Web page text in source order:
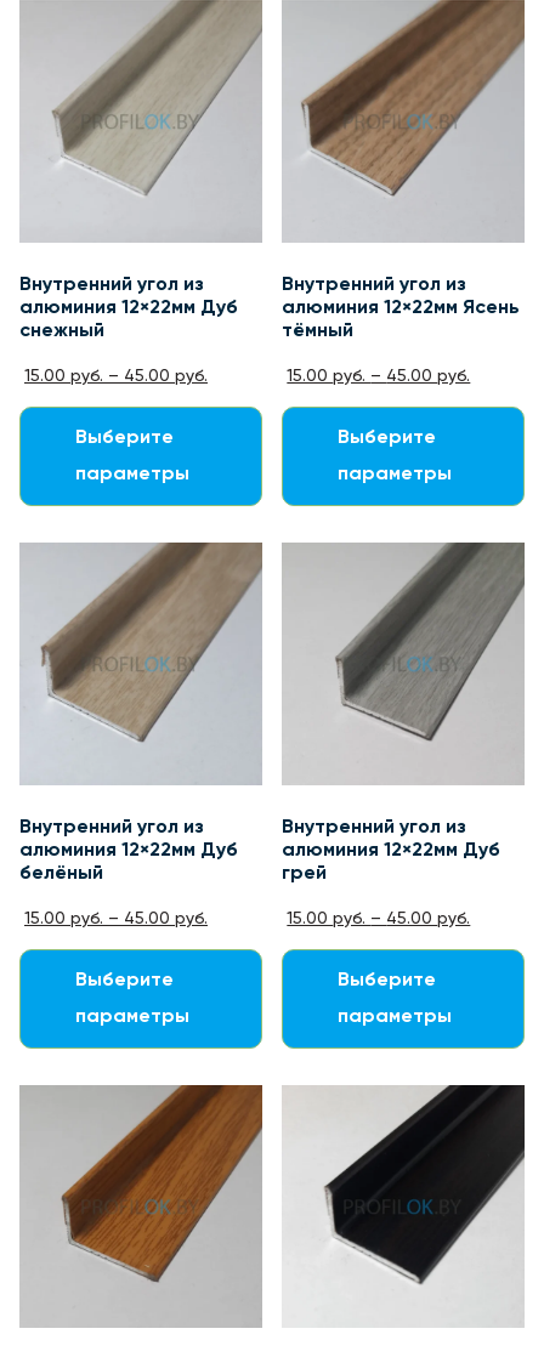
Внутренний угол из
алюминия 12×22мм Дуб
снежный
15.00 руб. – 45.00 руб.
Выберите
параметры
Внутренний угол из
алюминия 12×22мм Ясень
тёмный
15.00руб. – 45.00руб.
Выберите
параметры
Внутренний угол из
алюминия 12×22мм Дуб
белёный
15.00 руб. – 45.00 руб.
Выберите
параметры
Внутренний угол из
алюминия 12×22мм Дуб
грей
15.00руб. – 45.00руб.
Выберите
параметры